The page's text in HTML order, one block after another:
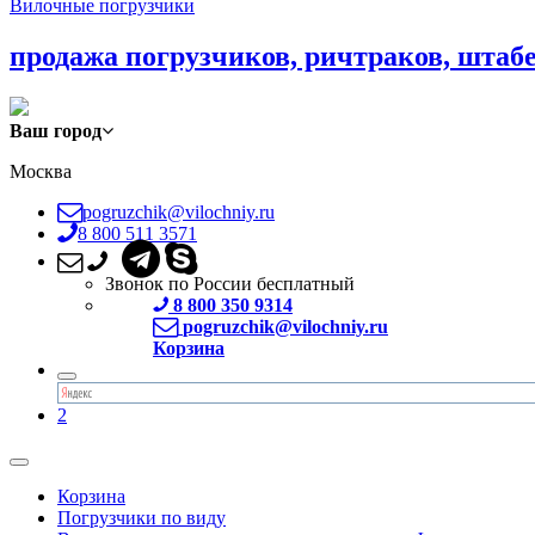
Вилочные погрузчики
продажа погрузчиков, ричтраков,
Ваш город
Москва
pogruzchik@vilochniy.ru
8 800 511 3571
Звонок по России бесплатный
8 800 350 9314
pogruzchik@vilochniy.ru
Корзина
2
Корзина
Погрузчики по виду